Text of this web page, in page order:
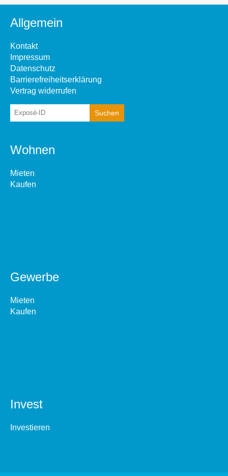
Allgemein
Kontakt
Impressum
Datenschutz
Barrierefreiheitserklärung
Vertrag widerrufen
Wohnen
Mieten
Kaufen
Gewerbe
Mieten
Kaufen
Invest
Investieren